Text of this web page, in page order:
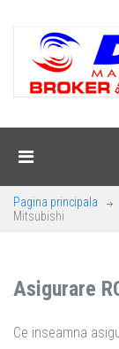
Pagina principala
Mitsubishi
Asigurare
Ce inseamna